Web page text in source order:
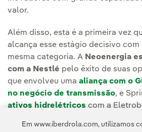
valor.
Além disso, esta é a primeira vez
alcança esse estágio decisivo
mesma categoria. A Neoenergia
com a Nestlé pelo êxito de suas
que envolveu uma aliança com o
no negócio de transmissão, e
ativos hidrelétricos com a
Em www.iberdrola.com, utilizamos